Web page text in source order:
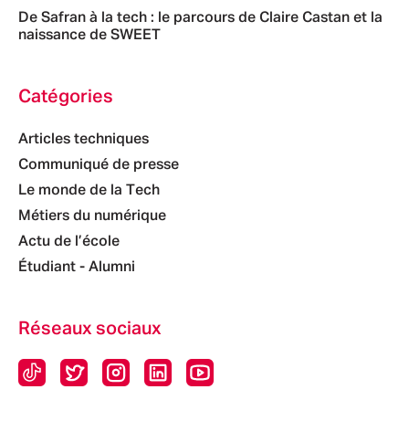
De Safran à la tech : le parcours de Claire Castan et la
naissance de SWEET
Catégories
Articles techniques
Communiqué de presse
Le monde de la Tech
Métiers du numérique
Actu de l’école
Étudiant - Alumni
Réseaux sociaux